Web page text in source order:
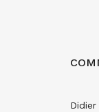
Didier